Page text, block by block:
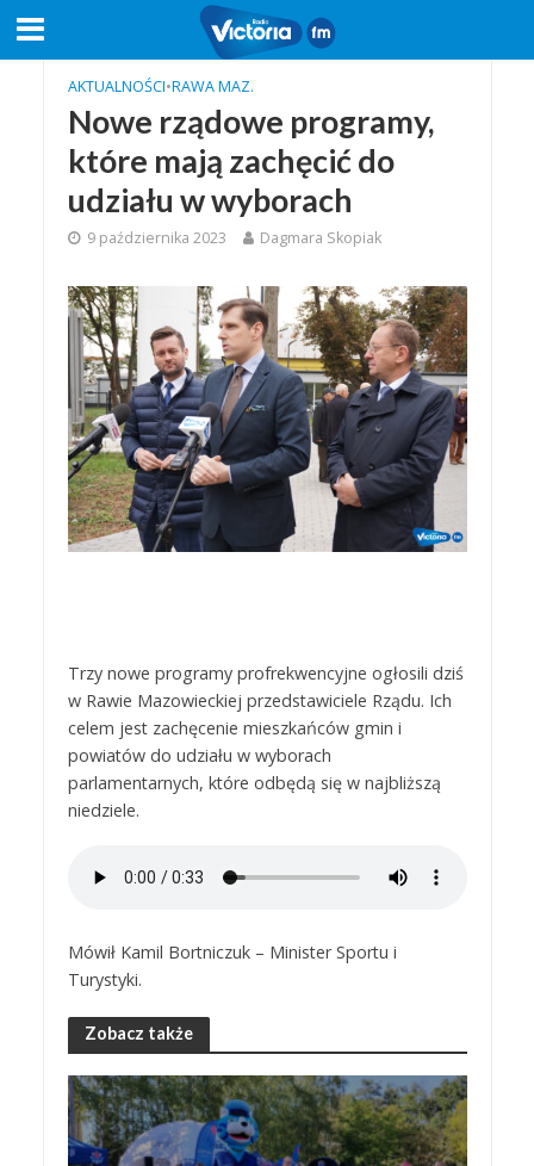
AKTUALNOŚCI•RAWA MAZ.
Nowe rządowe programy,
które mają zachęcić do
udziału w wyborach
9 października 2023 Dagmara Skopiak
Trzy nowe programy profrekwencyjne ogłosili dziś
w Rawie Mazowieckiej przedstawiciele Rządu. Ich
celem jest zachęcenie mieszkańców gmin i
powiatów do udziału w wyborach
parlamentarnych, które odbędą się w najbliższą
niedziele.
Mówił Kamil Bortniczuk – Minister Sportu i
Turystyki.
Zobacz także